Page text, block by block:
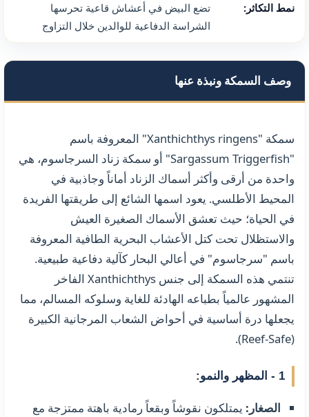
نمط التكاثر:
تضع البيض في أعشاش قاعية تحرسها
الشراسة الدفاعية للوالدين خلال التزاوج
وصف السمكة ونبذة عنها
سمكة "Xanthichthys ringens" المعروفة باسم
"Sargassum Triggerfish" أو سمكة زناد السرجاسوم، هي
واحدة من أرقى وأكثر أسماك الزناد أماناً وجاذبية في
المحيط الأطلسي. يعود اسمها الشائع إلى طريقتها الفريدة
في الحياة؛ حيث تعشق الأسماك الصغيرة العيش
والاستظلال تحت كتل الأعشاب البحرية الطافية المعروفة
باسم "سرجاسوم" في أعالي البحار كآلية دفاعية طبيعية.
تنتمي هذه السمكة إلى جنس Xanthichthys الفاخر
المشهور عالمياً بطباعه الهادئة للغاية وسلوكه المسالم، مما
يجعلها درة أساسية في أحواض الشعاب المرجانية الكبيرة
(Reef-Safe).
1 - المظهر والنمو:
الصغار: يمتلكون نقوشاً وبقعاً رمادية باهتة ممتزجة مع